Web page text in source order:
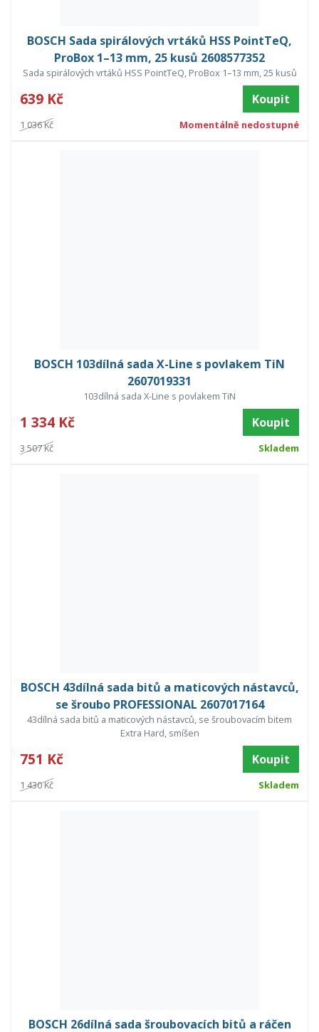
BOSCH Sada spirálových vrtáků HSS PointTeQ,
ProBox 1–13 mm, 25 kusů 2608577352
Sada spirálových vrtáků HSS PointTeQ, ProBox 1–13 mm, 25 kusů
639 Kč Koupit
1 036 Kč Momentálně nedostupné
BOSCH 103dílná sada X-Line s povlakem TiN
2607019331
103dílná sada X-Line s povlakem TiN
1 334 Kč Koupit
3 507 Kč Skladem
BOSCH 43dílná sada bitů a maticových nástavců,
se šroubo PROFESSIONAL 2607017164
43dílná sada bitů a maticových nástavců, se šroubovacím bitem
Extra Hard, smíšen
751 Kč Koupit
1 430 Kč Skladem
BOSCH 26dílná sada šroubovacích bitů a ráčen